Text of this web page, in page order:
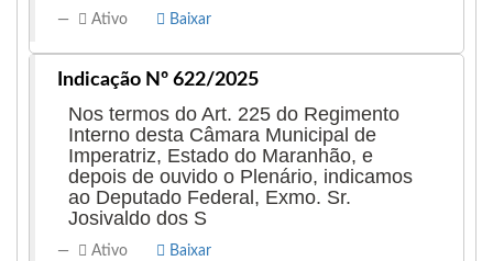
Ativo Baixar
Indicação Nº 622/2025
Nos termos do Art. 225 do Regimento
Interno desta Câmara Municipal de
Imperatriz, Estado do Maranhão, e
depois de ouvido o Plenário, indicamos
ao Deputado Federal, Exmo. Sr.
Josivaldo dos S
Ativo Baixar